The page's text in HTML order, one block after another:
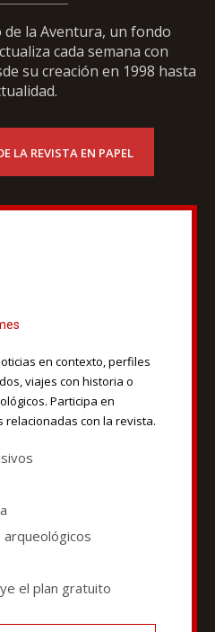
de la Aventura, un fondo
cada semana con
su creación en 1998 hasta
LA REVISTA EN PAPEL
en contexto, perfiles
viajes con historia o
Participa en
relacionadas con la revista.
el plan gratuito